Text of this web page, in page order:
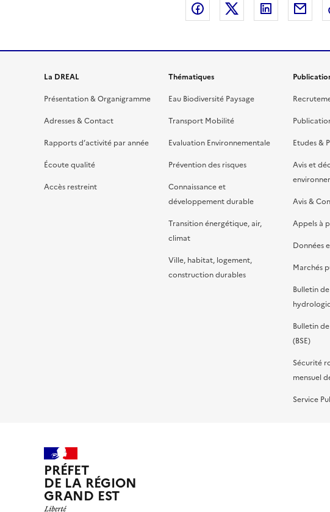
Partager sur Facebook
Partager sur X
Partager
La DREAL
Présentation & Organigramme
Adresses & Contact
Rapports d’activité par année
Écoute qualité
Accès restreint
Thématiques
Eau Biodiversité Paysage
Transport Mobilité
Evaluation Environnementale
Prévention des risques
Connaissance et
développement durable
Transition énergétique, air,
climat
Ville, habitat, logement,
construction durables
Etudes &
Avis et
Avis &
Appels à
Données
Marchés
Bulletin
Bulletin
(BSE)
Sécurité
mensuel
Service
PRÉFET
DE LA RÉGION
GRAND EST